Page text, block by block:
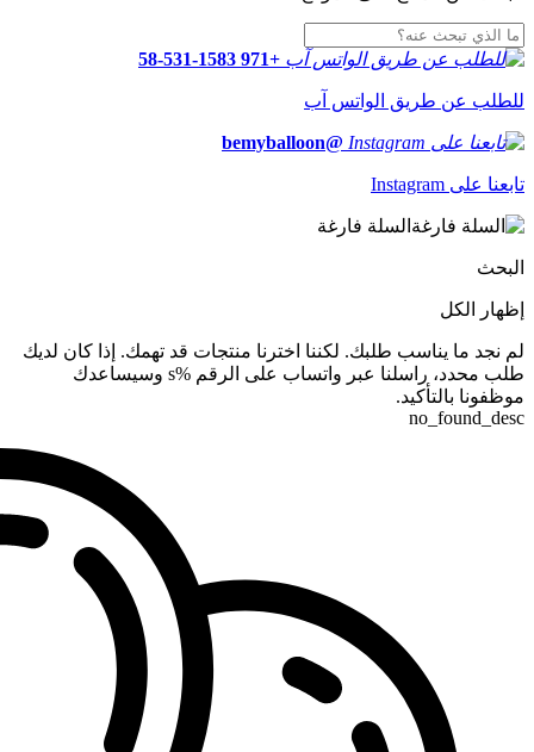
+971 58-531-1583
للطلب عن طريق الواتس آب
@bemyballoon
تابعنا على Instagram
السلة فارغة
البحث
إظهار الكل
لم نجد ما يناسب طلبك. لكننا اخترنا منتجات قد تهمك. إذا كان لديك
طلب محدد، راسلنا عبر واتساب على الرقم %s وسيساعدك
موظفونا بالتأكيد.
no_found_desc